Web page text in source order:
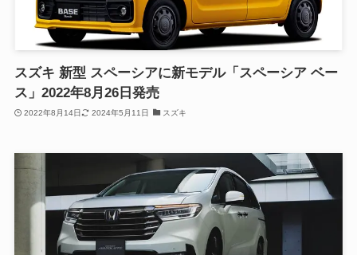
スズキ 新型 スペーシアに新モデル「スペーシア ベー
ス」2022年8月26日発売
2022年8月14日 2024年5月11日 スズキ